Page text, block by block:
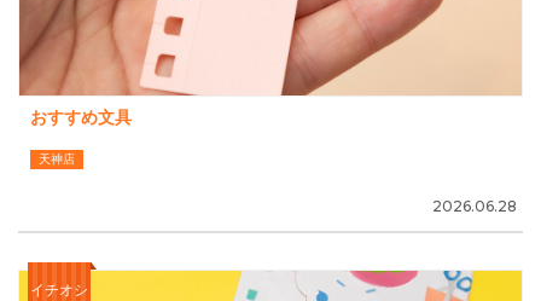
おすすめ文具
天神店
2026.06.28
イチオシ